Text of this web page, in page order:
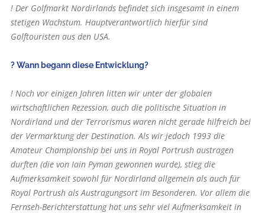
! Der Golfmarkt Nordirlands befindet sich insgesamt in einem
stetigen Wachstum. Hauptverantwortlich hierfür sind
Golftouristen aus den USA.
? Wann begann diese Entwicklung?
! Noch vor einigen Jahren litten wir unter der globalen
wirtschaftlichen Rezession, auch die politische Situation in
Nordirland und der Terrorismus waren nicht gerade hilfreich bei
der Vermarktung der Destination. Als wir jedoch 1993 die
Amateur Championship bei uns in Royal Portrush austragen
durften (die von Iain Pyman gewonnen wurde), stieg die
Aufmerksamkeit sowohl für Nordirland allgemein als auch für
Royal Port­rush als Austragungsort im Besonderen. Vor allem die
Fernseh-Berichterstattung hat uns sehr viel Aufmerksamkeit in